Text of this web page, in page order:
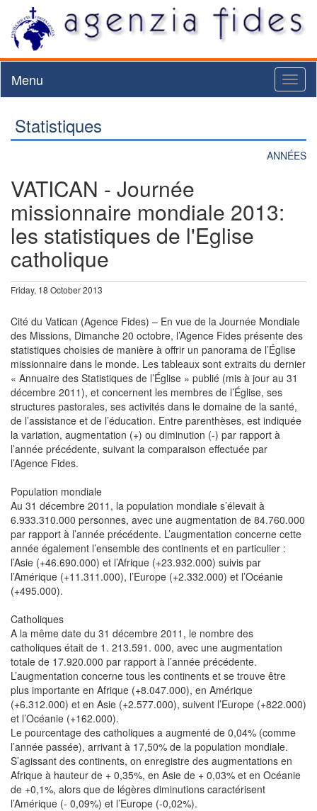
Menu
Statistiques
ANNÉES
VATICAN - Journée
missionnaire mondiale 2013:
les statistiques de l'Eglise
catholique
Friday, 18 October 2013
Cité du Vatican (Agence Fides) – En vue de la Journée Mondiale
des Missions, Dimanche 20 octobre, l’Agence Fides présente des
statistiques choisies de manière à offrir un panorama de l’Église
missionnaire dans le monde. Les tableaux sont extraits du dernier
« Annuaire des Statistiques de l’Église » publié (mis à jour au 31
décembre 2011), et concernent les membres de l’Église, ses
structures pastorales, ses activités dans le domaine de la santé,
de l’assistance et de l’éducation. Entre parenthèses, est indiquée
la variation, augmentation (+) ou diminution (-) par rapport à
l’année précédente, suivant la comparaison effectuée par
l’Agence Fides.
Population mondiale
Au 31 décembre 2011, la population mondiale s’élevait à
6.933.310.000 personnes, avec une augmentation de 84.760.000
par rapport à l’année précédente. L’augmentation concerne cette
année également l’ensemble des continents et en particulier :
l’Asie (+46.690.000) et l’Afrique (+23.932.000) suivis par
l’Amérique (+11.311.000), l’Europe (+2.332.000) et l’Océanie
(+495.000).
Catholiques
A la même date du 31 décembre 2011, le nombre des
catholiques était de 1. 213.591. 000, avec une augmentation
totale de 17.920.000 par rapport à l’année précédente.
L’augmentation concerne tous les continents et se trouve être
plus importante en Afrique (+8.047.000), en Amérique
(+6.312.000) et en Asie (+2.577.000), suivent l’Europe (+822.000)
et l’Océanie (+162.000).
Le pourcentage des catholiques a augmenté de 0,04% (comme
l’année passée), arrivant à 17,50% de la population mondiale.
S’agissant des continents, on enregistre des augmentations en
Afrique à hauteur de + 0,35%, en Asie de + 0,03% et en Océanie
de +0,1%, alors que de légères diminutions caractérisent
l’Amérique (- 0,09%) et l’Europe (-0,02%).